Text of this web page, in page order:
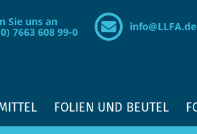
Sie uns an
7663 608 99-0 info@LLFA.de
FOLIEN UND BEUTEL